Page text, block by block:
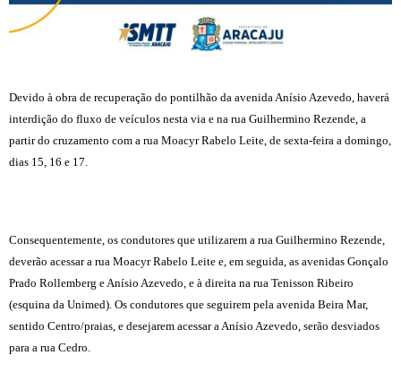
Devido à obra de recuperação do pontilhão da avenida Anísio Azevedo, haverá
interdição do fluxo de veículos nesta via e na rua Guilhermino Rezende, a
partir do cruzamento com a rua Moacyr Rabelo Leite, de sexta-feira a domingo,
dias 15, 16 e 17.
Consequentemente, os condutores que utilizarem a rua Guilhermino Rezende,
deverão acessar a rua Moacyr Rabelo Leite e, em seguida, as avenidas Gonçalo
Prado Rollemberg e Anísio Azevedo, e à direita na rua Tenisson Ribeiro
(esquina da Unimed). Os condutores que seguirem pela avenida Beira Mar,
sentido Centro/praias, e desejarem acessar a Anísio Azevedo, serão desviados
para a rua Cedro.